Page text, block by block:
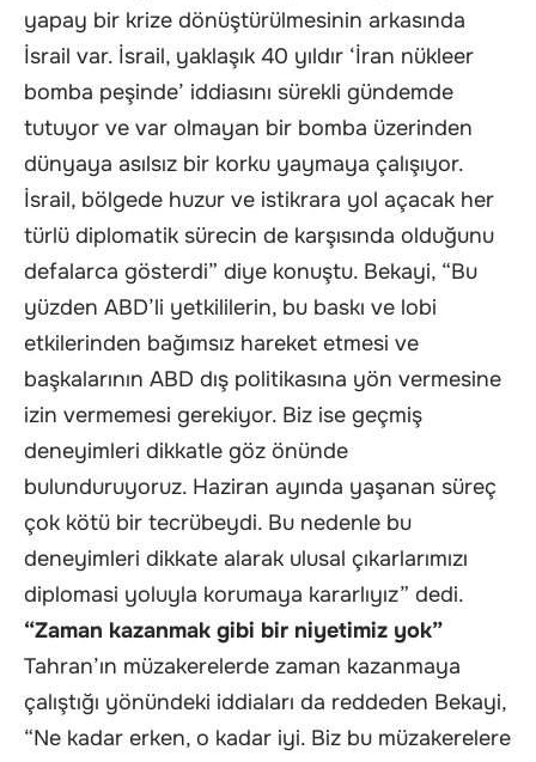
yapay bir krize dönüştürülmesinin arkasında
İsrail var. İsrail, yaklaşık 40 yıldır ‘İran nükleer
bomba peşinde’ iddiasını sürekli gündemde
tutuyor ve var olmayan bir bomba üzerinden
dünyaya asılsız bir korku yaymaya çalışıyor.
İsrail, bölgede huzur ve istikrara yol açacak her
türlü diplomatik sürecin de karşısında olduğunu
defalarca gösterdi” diye konuştu. Bekayi, “Bu
yüzden ABD’li yetkililerin, bu baskı ve lobi
etkilerinden bağımsız hareket etmesi ve
başkalarının ABD dış politikasına yön vermesine
izin vermemesi gerekiyor. Biz ise geçmiş
deneyimleri dikkatle göz önünde
bulunduruyoruz. Haziran ayında yaşanan süreç
çok kötü bir tecrübeydi. Bu nedenle bu
deneyimleri dikkate alarak ulusal çıkarlarımızı
diplomasi yoluyla korumaya kararlıyız” dedi.
“Zaman kazanmak gibi bir niyetimiz yok”
Tahran’ın müzakerelerde zaman kazanmaya
çalıştığı yönündeki iddiaları da reddeden Bekayi,
“Ne kadar erken, o kadar iyi. Biz bu müzakerelere